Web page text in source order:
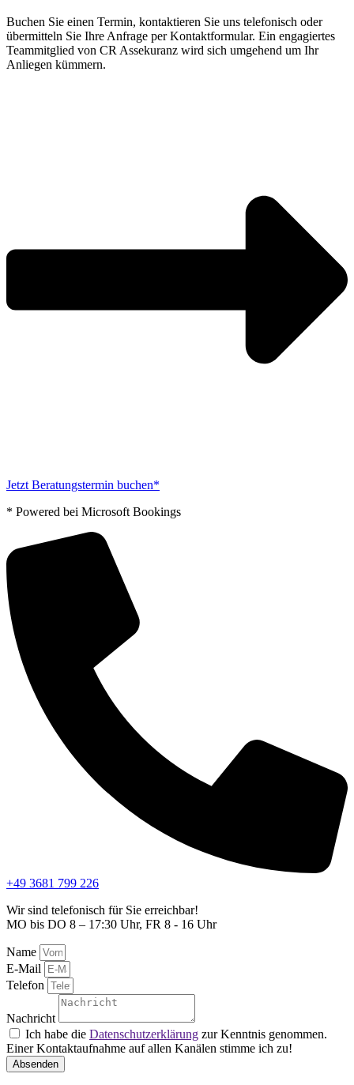
Buchen Sie einen Termin, kontaktieren Sie uns telefonisch oder
übermitteln Sie Ihre Anfrage per Kontaktformular. Ein engagiertes
Teammitglied von CR Assekuranz wird sich umgehend um Ihr
Anliegen kümmern.
Jetzt Beratungstermin buchen*
* Powered bei Microsoft Bookings
+49 3681 799 226
Wir sind telefonisch für Sie erreichbar!
MO bis DO 8 – 17:30 Uhr, FR 8 - 16 Uhr
Name
E-Mail
Telefon
Nachricht
Ich habe die Datenschutzerklärung zur Kenntnis genommen.
Einer Kontaktaufnahme auf allen Kanälen stimme ich zu!
Absenden